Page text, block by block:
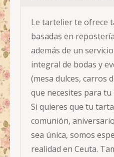
Le tartelier te ofrece
basadas en
además de un
integral de bodas y
(mesa dulces, carros
que necesites para
Si quieres que tu
comunión,
sea única, somos
realidad en Ceuta.